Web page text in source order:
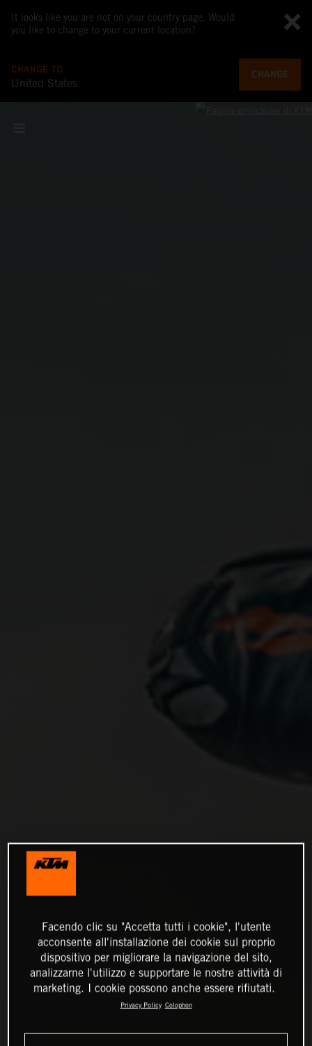
It looks like you are not on your country page. Would
you like to change to your current location?
CHANGE TO
United States
CHANGE
Facendo clic su "Accetta tutti i cookie", l'utente
acconsente all'installazione dei cookie sul proprio
dispositivo per migliorare la navigazione del sito,
analizzarne l'utilizzo e supportare le nostre attività di
marketing. I cookie possono anche essere rifiutati.
Privacy Policy Colophon